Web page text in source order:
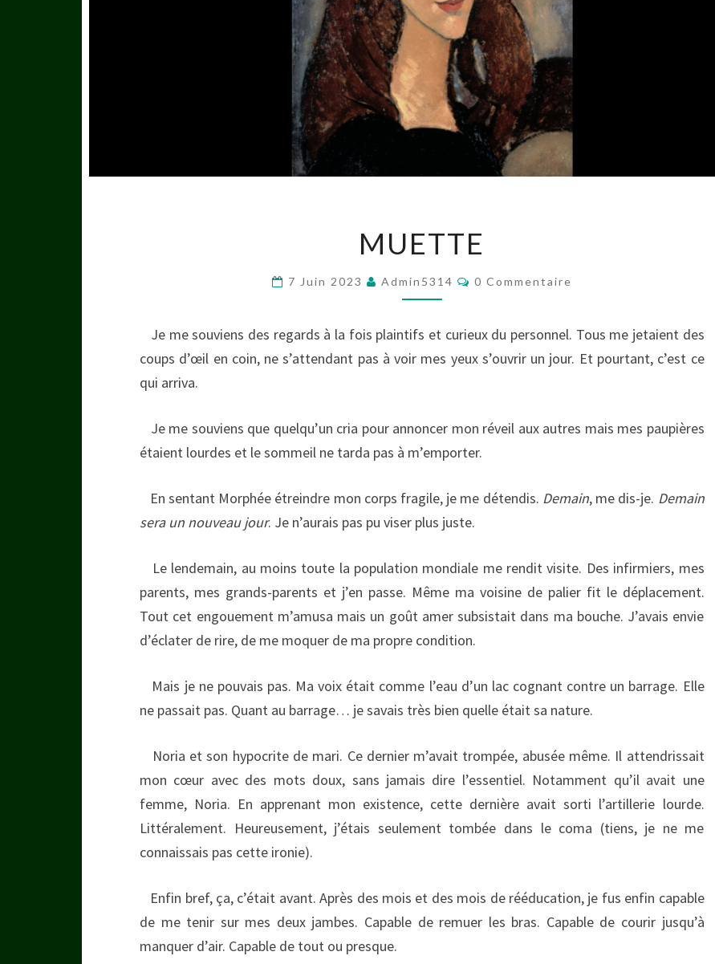
MUETTE
7 Juin 2023 Admin5314 Commentaires
0 Commentaire
Je me souviens des regards à la fois plaintifs et curieux du personnel. Tous me jetaient des
coups d’œil en coin, ne s’attendant pas à voir mes yeux s’ouvrir un jour. Et pourtant, c’est ce
qui arriva.
Je me souviens que quelqu’un cria pour annoncer mon réveil aux autres mais mes paupières
étaient lourdes et le sommeil ne tarda pas à m’emporter.
En sentant Morphée étreindre mon corps fragile, je me détendis. Demain, me dis-je. Demain
sera un nouveau jour. Je n’aurais pas pu viser plus juste.
Le lendemain, au moins toute la population mondiale me rendit visite. Des infirmiers, mes
parents, mes grands-parents et j’en passe. Même ma voisine de palier fit le déplacement.
Tout cet engouement m’amusa mais un goût amer subsistait dans ma bouche. J’avais envie
d’éclater de rire, de me moquer de ma propre condition.
Mais je ne pouvais pas. Ma voix était comme l’eau d’un lac cognant contre un barrage. Elle
ne passait pas. Quant au barrage… je savais très bien quelle était sa nature.
Noria et son hypocrite de mari. Ce dernier m’avait trompée, abusée même. Il attendrissait
mon cœur avec des mots doux, sans jamais dire l’essentiel. Notamment qu’il avait une
femme, Noria. En apprenant mon existence, cette dernière avait sorti l’artillerie lourde.
Littéralement. Heureusement, j’étais seulement tombée dans le coma (tiens, je ne me
connaissais pas cette ironie).
Enfin bref, ça, c’était avant. Après des mois et des mois de rééducation, je fus enfin capable
de me tenir sur mes deux jambes. Capable de remuer les bras. Capable de courir jusqu’à
manquer d’air. Capable de tout ou presque.